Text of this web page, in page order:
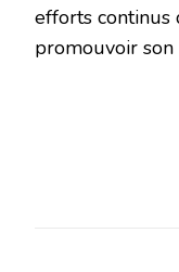
efforts
promouvoir